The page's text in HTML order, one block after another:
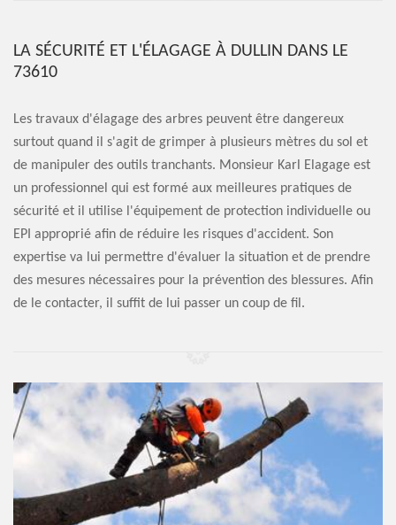
LA SÉCURITÉ ET L'ÉLAGAGE À DULLIN DANS LE
73610
Les travaux d'élagage des arbres peuvent être dangereux
surtout quand il s'agit de grimper à plusieurs mètres du sol et
de manipuler des outils tranchants. Monsieur Karl Elagage est
un professionnel qui est formé aux meilleures pratiques de
sécurité et il utilise l'équipement de protection individuelle ou
EPI approprié afin de réduire les risques d'accident. Son
expertise va lui permettre d'évaluer la situation et de prendre
des mesures nécessaires pour la prévention des blessures. Afin
de le contacter, il suffit de lui passer un coup de fil.